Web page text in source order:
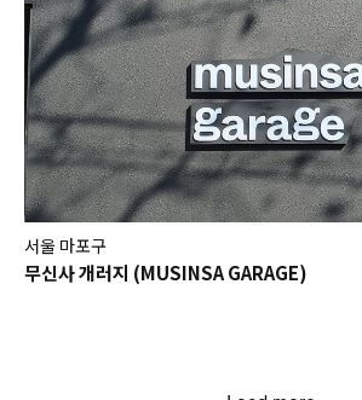
서울 마포구
무신사 개러지 (MUSINSA GARAGE)